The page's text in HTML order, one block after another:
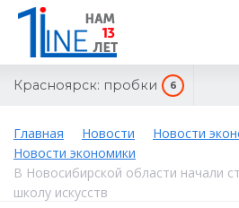
Красноярск: пробки 6
Главная Новости
Новости
Новости экономики
В Новосибирской области начали
школу искусств